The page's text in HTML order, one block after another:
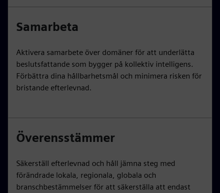
Samarbeta
Aktivera samarbete över domäner för att underlätta
beslutsfattande som bygger på kollektiv intelligens.
Förbättra dina hållbarhetsmål och minimera risken för
bristande efterlevnad.
Överensstämmer
Säkerställ efterlevnad och håll jämna steg med
förändrade lokala, regionala, globala och
branschbestämmelser för att säkerställa att endast